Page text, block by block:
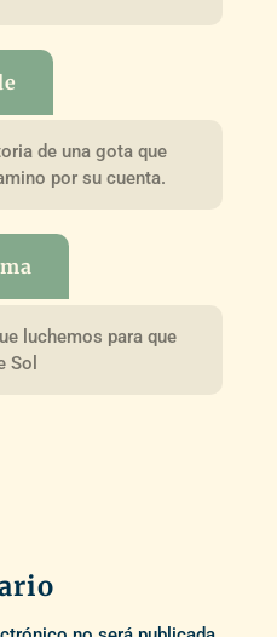
de una gota que
por su cuenta.
luchemos para que
Sol